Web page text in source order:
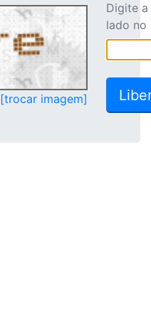
[trocar imagem]
Digite
lado no